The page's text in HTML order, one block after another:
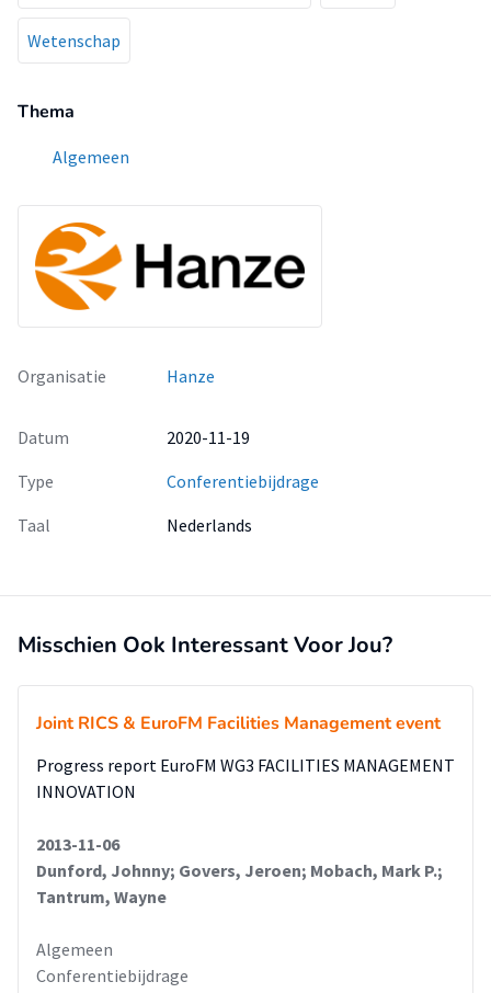
Wetenschap
Thema
Algemeen
Organisatie Hanze
Datum
2020-11-19
Type
Conferentiebijdrage
Taal
Nederlands
Misschien Ook Interessant Voor Jou?
Joint RICS & EuroFM Facilities Management event
Progress report EuroFM WG3 FACILITIES MANAGEMENT
INNOVATION
2013-11-06
Dunford, Johnny; Govers, Jeroen; Mobach, Mark P.;
Tantrum, Wayne
Algemeen
Conferentiebijdrage